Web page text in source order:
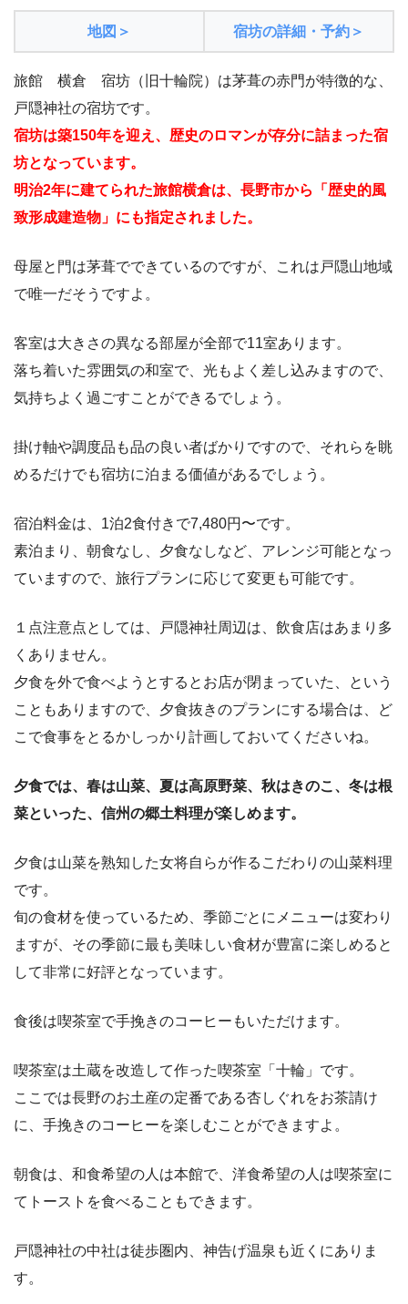
地図＞ 宿坊の詳細・予約＞
旅館 横倉 宿坊（旧十輪院）は茅葺の赤門が特徴的な、
戸隠神社の宿坊です。
宿坊は築150年を迎え、歴史のロマンが存分に詰まった宿
坊となっています。
明治2年に建てられた旅館横倉は、長野市から「歴史的風
致形成建造物」にも指定されました。
母屋と門は茅葺でできているのですが、これは戸隠山地域
で唯一だそうですよ。
客室は大きさの異なる部屋が全部で11室あります。
落ち着いた雰囲気の和室で、光もよく差し込みますので、
気持ちよく過ごすことができるでしょう。
掛け軸や調度品も品の良い者ばかりですので、それらを眺
めるだけでも宿坊に泊まる価値があるでしょう。
宿泊料金は、1泊2食付きで7,480円〜です。
素泊まり、朝食なし、夕食なしなど、アレンジ可能となっ
ていますので、旅行プランに応じて変更も可能です。
１点注意点としては、戸隠神社周辺は、飲食店はあまり多
くありません。
夕食を外で食べようとするとお店が閉まっていた、という
こともありますので、夕食抜きのプランにする場合は、ど
こで食事をとるかしっかり計画しておいてくださいね。
夕食では、春は山菜、夏は高原野菜、秋はきのこ、冬は根
菜といった、信州の郷土料理が楽しめます。
夕食は山菜を熟知した女将自らが作るこだわりの山菜料理
です。
旬の食材を使っているため、季節ごとにメニューは変わり
ますが、その季節に最も美味しい食材が豊富に楽しめると
して非常に好評となっています。
食後は喫茶室で手挽きのコーヒーもいただけます。
喫茶室は土蔵を改造して作った喫茶室「十輪」です。
ここでは長野のお土産の定番である杏しぐれをお茶請け
に、手挽きのコーヒーを楽しむことができますよ。
朝食は、和食希望の人は本館で、洋食希望の人は喫茶室に
てトーストを食べることもできます。
戸隠神社の中社は徒歩圏内、神告げ温泉も近くにありま
す。